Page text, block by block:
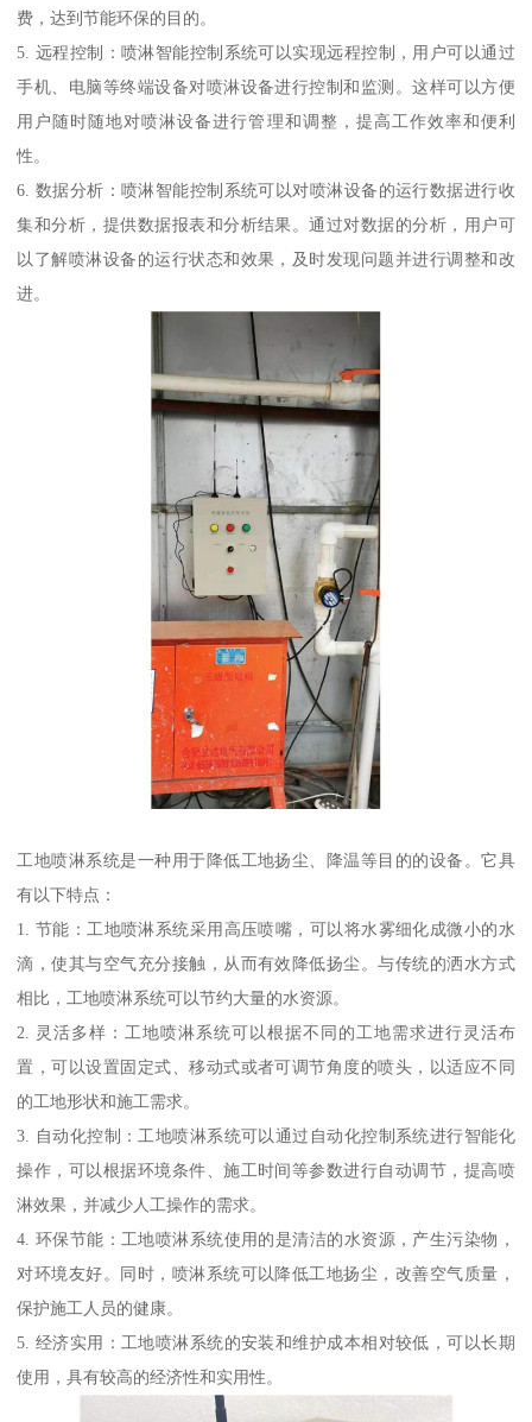
费，达到节能环保的目的。
5. 远程控制：喷淋智能控制系统可以实现远程控制，用户可以通过
手机、电脑等终端设备对喷淋设备进行控制和监测。这样可以方便
用户随时随地对喷淋设备进行管理和调整，提高工作效率和便利
性。
6. 数据分析：喷淋智能控制系统可以对喷淋设备的运行数据进行收
集和分析，提供数据报表和分析结果。通过对数据的分析，用户可
以了解喷淋设备的运行状态和效果，及时发现问题并进行调整和改
进。
工地喷淋系统是一种用于降低工地扬尘、降温等目的的设备。它具
有以下特点：
1. 节能：工地喷淋系统采用高压喷嘴，可以将水雾细化成微小的水
滴，使其与空气充分接触，从而有效降低扬尘。与传统的洒水方式
相比，工地喷淋系统可以节约大量的水资源。
2. 灵活多样：工地喷淋系统可以根据不同的工地需求进行灵活布
置，可以设置固定式、移动式或者可调节角度的喷头，以适应不同
的工地形状和施工需求。
3. 自动化控制：工地喷淋系统可以通过自动化控制系统进行智能化
操作，可以根据环境条件、施工时间等参数进行自动调节，提高喷
淋效果，并减少人工操作的需求。
4. 环保节能：工地喷淋系统使用的是清洁的水资源，产生污染物，
对环境友好。同时，喷淋系统可以降低工地扬尘，改善空气质量，
保护施工人员的健康。
5. 经济实用：工地喷淋系统的安装和维护成本相对较低，可以长期
使用，具有较高的经济性和实用性。